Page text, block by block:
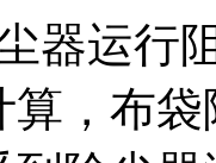
运行
布袋